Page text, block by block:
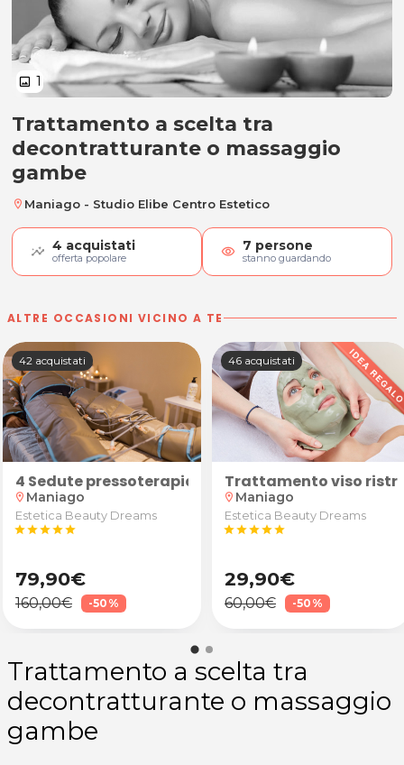
image 1
Trattamento a scelta tra
Trattamento a scelta tra
decontratturante o massaggio
gambe
location_on Maniago - Studio Elibe Centro Estetico
4 acquistati
offerta popolare visibility 7 persone
stanno guardando
ALTRE OCCASIONI VICINO A TE
42 acquistati
4 Sedute pressoterapia anticellulite e drenante
location_on Maniago
Estetica Beauty Dreams
starstarstarstarstar
79,90€
160,00€ -50%
46 acquistati
Trattamento viso
location_on Maniago
Estetica Beauty Dreams
starstarstarstarstar
29,90€
60,00€ -50%
Trattamento a scelta tra
decontratturante o massaggio
gambe